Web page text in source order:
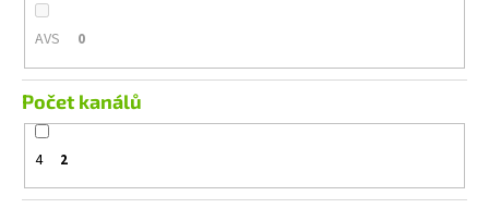
AVS 0
Počet kanálů
4 2